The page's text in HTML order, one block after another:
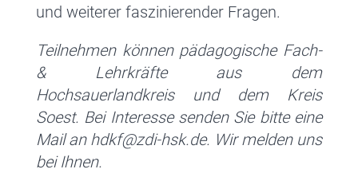
und weiterer faszinierender Fragen.
Teilnehmen können pädagogische Fach-
& Lehrkräfte aus dem
Hochsauerlandkreis und dem Kreis
Soest. Bei Interesse senden Sie bitte eine
Mail an hdkf@zdi-hsk.de. Wir melden uns
bei Ihnen.